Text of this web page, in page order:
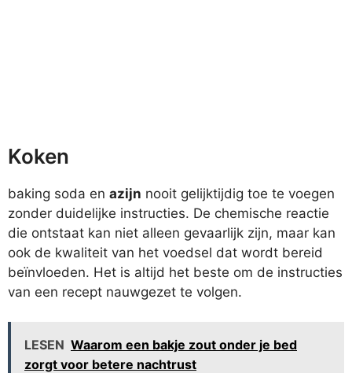
Koken
baking soda en azijn nooit gelijktijdig toe te voegen
zonder duidelijke instructies. De chemische reactie
die ontstaat kan niet alleen gevaarlijk zijn, maar kan
ook de kwaliteit van het voedsel dat wordt bereid
beïnvloeden. Het is altijd het beste om de instructies
van een recept nauwgezet te volgen.
LESEN Waarom een bakje zout onder je bed
zorgt voor betere nachtrust